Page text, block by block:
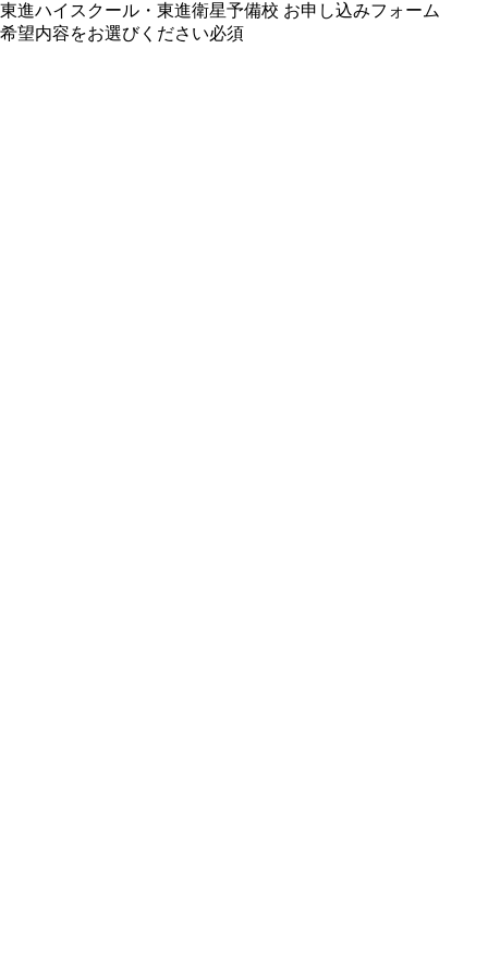
東進ハイスクール・東進衛星予備校 お申し込みフォーム
希望内容をお選びください必須